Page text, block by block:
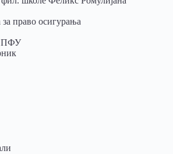
за право осигурања
ПФУ